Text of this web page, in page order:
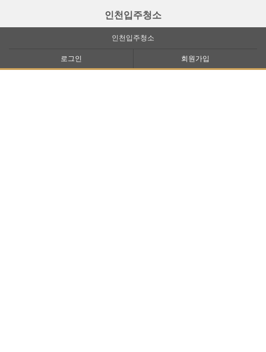
인천입주청소
인천입주청소
로그인 회원가입